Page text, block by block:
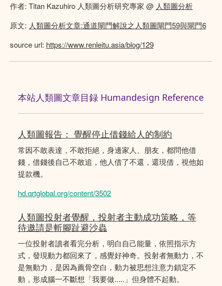
作者: Titan Kazuhiro 人類圖分析研究專家 @ 人類圖分析
原文: 人類圖分析文章:通道閘門解說之人類圖閘門59與閘門6
source url: https://www.renleitu.asia/blog/129
本站人類圖文章目録 Humandesign Reference
人類圖報告： 覺醒停止借錢給人的制約
常因不敢表達，不敢拒絕，身邊家人、朋友，都問他借
錢，借錢後自己不敢追，他人借了不還，還現借，視他如
提款機。
hd.qrtglobal.org/content/3502
人類圖投射者覺醒，投射者主動成功策略，等
待邀請是斬腳趾避沙蟲
一位投射者讀者看完分析，明白自己能量，依照指示方
式，發現動力都回來了，感覺好神奇。投射者無動力，不
是無動力，是因為薦骨空白，動力被思想注意力鎖定不
動，形成腦一不斷想「我要做.....」但身體不起動。